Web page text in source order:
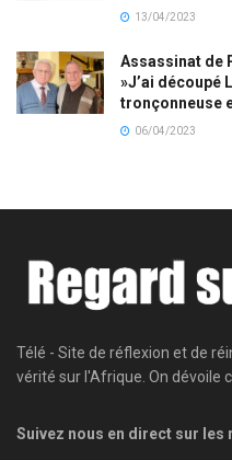
13/04/2023
Assassinat de
»J’ai découpé
tronçonneuse
06/04/2023
Télé - Site de réflexion et de
vérité sur l'Afrique. On dévoile
Suivez nous en direct sur les